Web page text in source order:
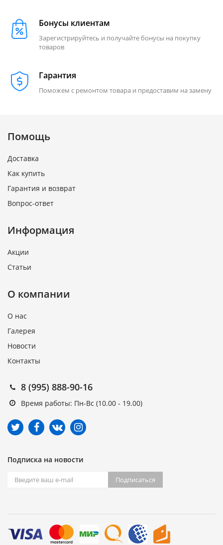
Бонусы клиентам
Зарегистрируйтесь и получайте бонусы на покупку
товаров
Гарантия
Поможем с ремонтом товара и предоставим на замену
Помощь
Доставка
Как купить
Гарантия и возврат
Вопрос-ответ
Информация
Акции
Статьи
О компании
О нас
Галерея
Новости
Контакты
8 (995) 888-90-16
Время работы: Пн-Вс (10.00 - 19.00)
Подписка на новости
Подписаться